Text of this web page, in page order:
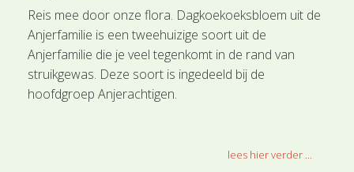
Reis mee door onze flora. Dagkoekoeksbloem uit de
Anjerfamilie is een tweehuizige soort uit de
Anjerfamilie die je veel tegenkomt in de rand van
struikgewas. Deze soort is ingedeeld bij de
hoofdgroep Anjerachtigen.
lees hier verder ...